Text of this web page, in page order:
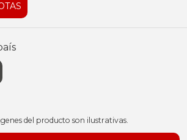
del producto son ilustrativas.